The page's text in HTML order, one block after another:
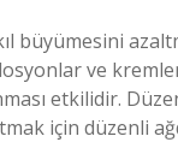
büyümesini
losyonlar ve
etkilidir.
için düzenli